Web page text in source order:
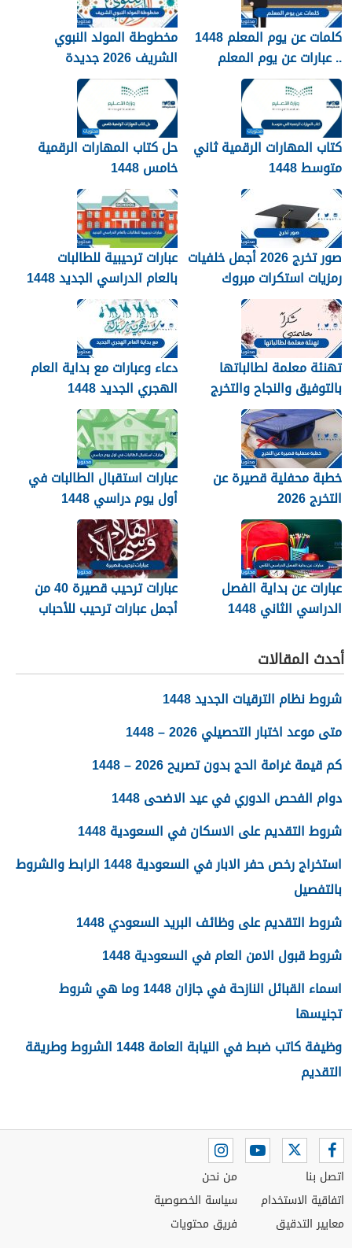
كلمات عن يوم المعلم 1448
.. عبارات عن يوم المعلم
مكتوبة 1448
مخطوطة المولد النبوي
الشريف 2026 جديدة
كتاب المهارات الرقمية ثاني
متوسط 1448
حل كتاب المهارات الرقمية
خامس 1448
صور تخرج 2026 أجمل خلفيات
رمزيات استكرات مبروك
التخرج 1448
عبارات ترحيبية للطالبات
بالعام الدراسي الجديد 1448
بالصور
تهنئة معلمة لطالباتها
بالتوفيق والنجاح والتخرج
2026
دعاء وعبارات مع بداية العام
الهجري الجديد 1448
خطبة محفلية قصيرة عن
التخرج 2026
عبارات استقبال الطالبات في
أول يوم دراسي 1448
عبارات عن بداية الفصل
الدراسي الثاني 1448
عبارات ترحيب قصيرة 40 من
أجمل عبارات ترحيب للأحباب
أحدث المقالات
شروط نظام الترقيات الجديد 1448
متى موعد اختبار التحصيلي 2026 – 1448
كم قيمة غرامة الحج بدون تصريح 2026 – 1448
دوام الفحص الدوري في عيد الاضحى 1448
شروط التقديم على الاسكان في السعودية 1448
استخراج رخص حفر الابار في السعودية 1448 الرابط والشروط
بالتفصيل
شروط التقديم على وظائف البريد السعودي 1448
شروط قبول الامن العام في السعودية 1448
اسماء القبائل النازحة في جازان 1448 وما هي شروط
تجنيسها
وظيفة كاتب ضبط في النيابة العامة 1448 الشروط وطريقة
التقديم
اتصل بنا
اتفاقية الاستخدام
معايير التدقيق
من نحن
سياسة الخصوصية
فريق محتويات